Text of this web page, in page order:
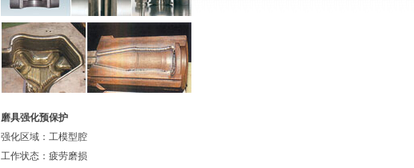
磨具强化预保护
强化区域：工模型腔
工作状态：疲劳磨损